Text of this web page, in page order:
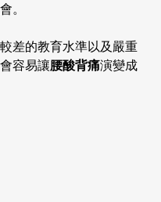
。
差的教育水準以及嚴重
容易讓腰酸背痛演變成